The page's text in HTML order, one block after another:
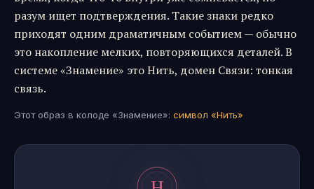
разум ищет подтверждения. Такие знаки редко
приходят одним драматичным событием — обычно
это накопление мелких, повторяющихся деталей. В
системе «Знамение» это Нить, домен Связи: тонкая
связь.
Этот образ в колоде «Знамение»: символ «Нить»